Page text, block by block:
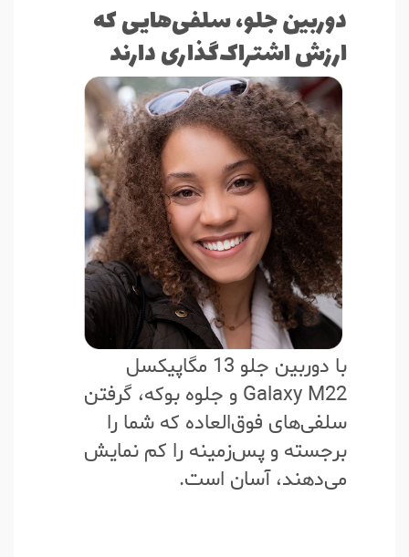
دوربین جلو، سلفی‌هایی که
ارزش اشتراک‌گذاری دارند
با دوربین جلو 13 مگاپیکسل
Galaxy M22 و جلوه بوکه، گرفتن
سلفی‌های فوق‌العاده که شما را
برجسته و پس‌زمینه را کم نمایش
می‌دهند، آسان است.